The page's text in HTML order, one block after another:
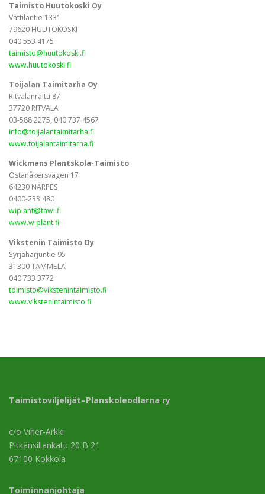
Taimisto Huutokoski Oy
Vättiläntie 1331
79620 HUUTOKOSKI
040 553 4175
taimisto@huutokoski.fi
www.huutokoski.fi
Toijalan Taimitarha Oy
Ritvalanraitti 87
37720 RITVALA
03-588 2275, 040 737 4567
info@toijalantaimitarha.fi
www.toijalantaimitarha.fi
Wickmans Plantskola-Taimisto
Östanåkersvägen 17
64230 NÄRPES
0400-233 480
wiplant@tawi.fi
www.wiplant.fi
Vikstenin Taimisto Oy
Syrjäharjuntie 95
31300 TAMMELA
040 733 3772
toimisto@vikstenintaimisto.fi
www.vikstenintaimisto.fi
Taimistoviljelijät–Planskoleodlarna ry
c/o Viher-Arkki
Pitkänsillankatu 20 B 21
67100 Kokkola
Toiminnanjohtaja